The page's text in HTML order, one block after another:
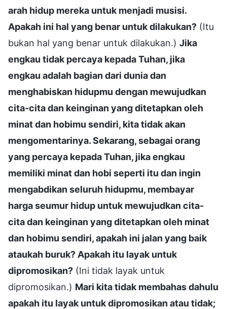
arah hidup mereka untuk menjadi musisi.
Apakah ini hal yang benar untuk dilakukan? (Itu
bukan hal yang benar untuk dilakukan.) Jika
engkau tidak percaya kepada Tuhan, jika
engkau adalah bagian dari dunia dan
menghabiskan hidupmu dengan mewujudkan
cita-cita dan keinginan yang ditetapkan oleh
minat dan hobimu sendiri, kita tidak akan
mengomentarinya. Sekarang, sebagai orang
yang percaya kepada Tuhan, jika engkau
memiliki minat dan hobi seperti itu dan ingin
mengabdikan seluruh hidupmu, membayar
harga seumur hidup untuk mewujudkan cita-
cita dan keinginan yang ditetapkan oleh minat
dan hobimu sendiri, apakah ini jalan yang baik
ataukah buruk? Apakah itu layak untuk
dipromosikan? (Ini tidak layak untuk
dipromosikan.) Mari kita tidak membahas dahulu
apakah itu layak untuk dipromosikan atau tidak;